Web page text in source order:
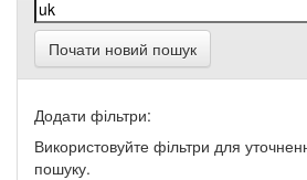
Почати новий пошук
Додати фільтри:
Використовуйте фільтри для
пошуку.